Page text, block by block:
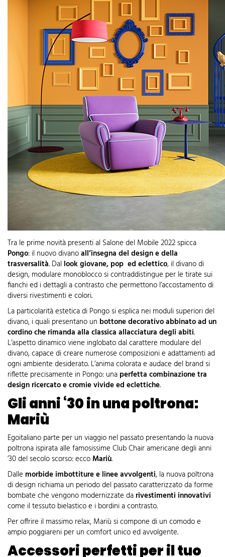
Tra le prime novità presenti al Salone del Mobile 2022 spicca
Pongo: il nuovo divanoall’insegna del design e della
trasversalità. Dal look giovane, pop ed eclettico, il divano di
design, modulare monoblocco si contraddistingue per le tirate sui
fianchi ed i dettagli a contrasto che permettono l’accostamento di
diversi rivestimenti e colori.
La particolarità estetica di Pongo si esplica nei moduli superiori del
divano, i quali presentano un bottone decorativo abbinato ad un
cordino che rimanda alla classica allacciatura degli abiti.
L’aspetto dinamico viene inglobato dal carattere modulare del
divano, capace di creare numerose composizioni e adattamenti ad
ogni ambiente desiderato. L’anima colorata e audace del brand si
riflette precisamente in Pongo: una perfetta combinazione tra
design ricercato e cromie vivide ed eclettiche.
Gli anni ‘30 in una poltrona:
Mariù
Egoitaliano parte per un viaggio nel passato presentando la nuova
poltrona ispirata alle famosissime Club Chair americane degli anni
’30 del secolo scorso: ecco Mariù.
Dalle morbide imbottiture e linee avvolgenti, la nuova poltrona
di design richiama un periodo del passato caratterizzato da forme
bombate che vengono modernizzate da rivestimenti innovativi
come il tessuto bielastico e i bordini a contrasto.
Per offrire il massimo relax, Mariù si compone di un comodo e
ampio poggiareni per un comfort unico ed avvolgente.
Accessori perfetti per il tuo